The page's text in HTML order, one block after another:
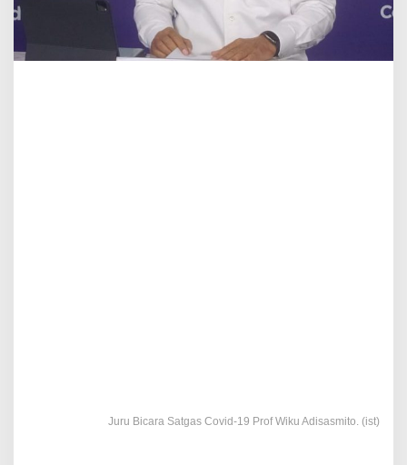
Juru Bicara Satgas Covid-19 Prof Wiku Adisasmito. (ist)